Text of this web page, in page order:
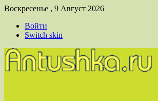
Воскресенье , 9 Август 2026
Войти
Switch skin